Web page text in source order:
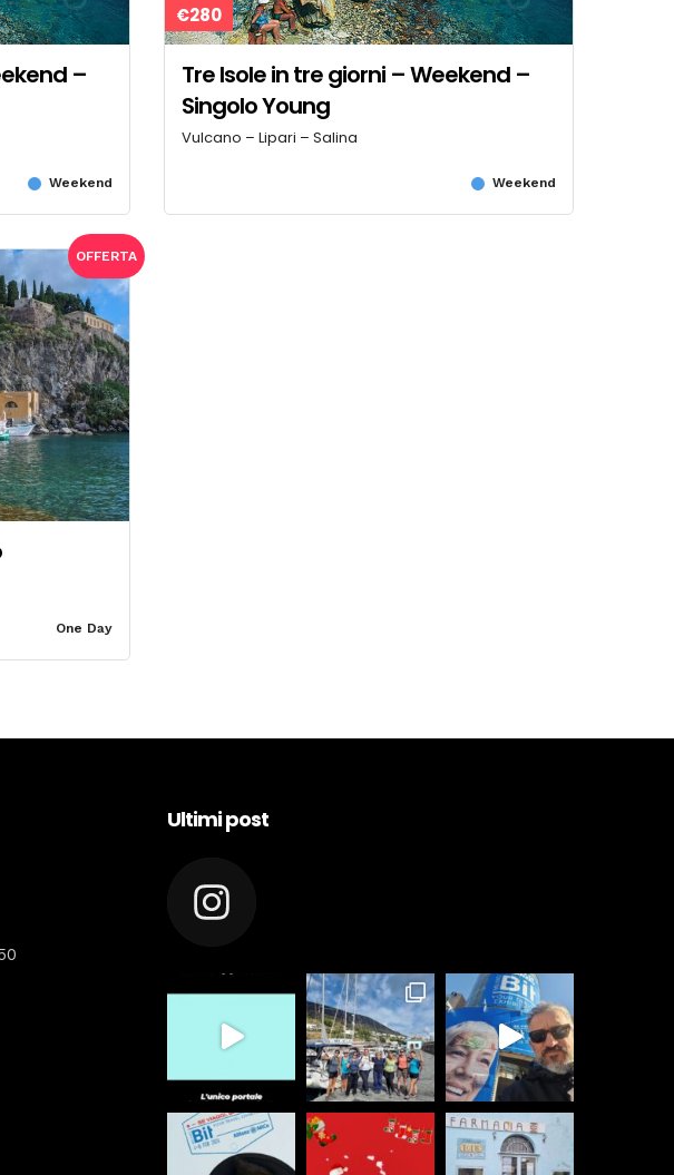
–
Weekend
€280
Tre Isole in tre giorni – Weekend –
Singolo Young
Vulcano – Lipari – Salina
Weekend
OFFERTA
One Day
Ultimi post